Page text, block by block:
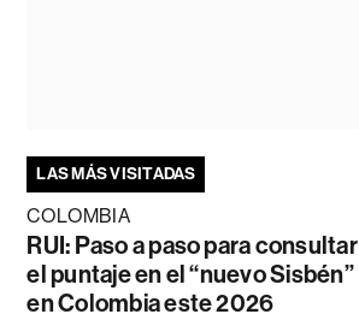
LAS MÁS VISITADAS
COLOMBIA
RUI: Paso a paso para consultar
el puntaje en el “nuevo Sisbén”
en Colombia este 2026